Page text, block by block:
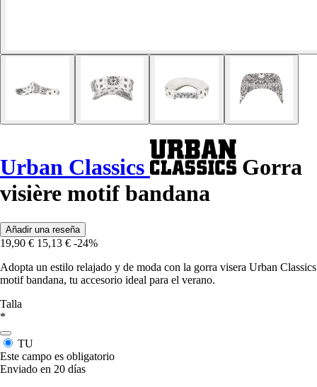
Urban Classics
Gorra
visière motif bandana
Añadir una reseña
19,90 € 15,13 € -24%
Adopta un estilo relajado y de moda con la gorra visera Urban Classics
motif bandana, tu accesorio ideal para el verano.
Talla
*
TU
Este campo es obligatorio
Enviado en 20 días